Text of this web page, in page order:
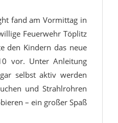
fand am Vormittag in
Feuerwehr Töplitz
den Kindern das neue
vor. Unter Anleitung
selbst aktiv werden
und Strahlrohren
– ein großer Spaß